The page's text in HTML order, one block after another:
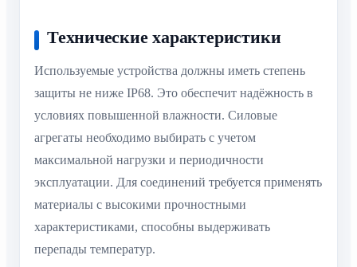
Технические характеристики
Используемые устройства должны иметь степень
защиты не ниже IP68. Это обеспечит надёжность в
условиях повышенной влажности. Силовые
агрегаты необходимо выбирать с учетом
максимальной нагрузки и периодичности
эксплуатации. Для соединений требуется применять
материалы с высокими прочностными
характеристиками, способны выдерживать
перепады температур.